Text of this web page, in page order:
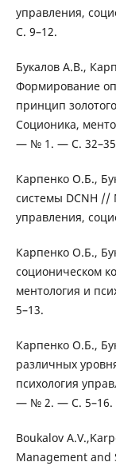
управления,
С. 9–12.
Букалов А.В.,
Формирование
принцип
Соционика,
— № 1. — С.
Карпенко О.Б.,
системы DCNH //
управления,
Карпенко О.Б.,
соционическом
ментология и
5–13.
Карпенко О.Б.,
различных
психология
— № 2. — С. 5–16.
Boukalov
Management and